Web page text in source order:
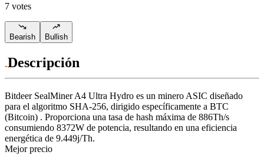
7 votes
Bearish Bullish
Descripción
Bitdeer SealMiner A4 Ultra Hydro es un minero ASIC diseñado
para el algoritmo SHA-256, dirigido específicamente a BTC
(Bitcoin) . Proporciona una tasa de hash máxima de 886Th/s
consumiendo 8372W de potencia, resultando en una eficiencia
energética de 9.449j/Th.
Mejor precio